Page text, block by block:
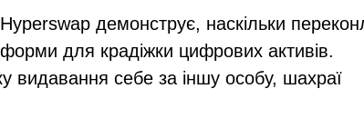
демонструє, наскільки
для крадіжки цифрових активів.
видавання себе за іншу особу, шахраї